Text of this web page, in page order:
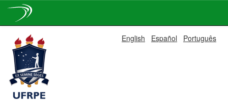
navigation
English Español Português